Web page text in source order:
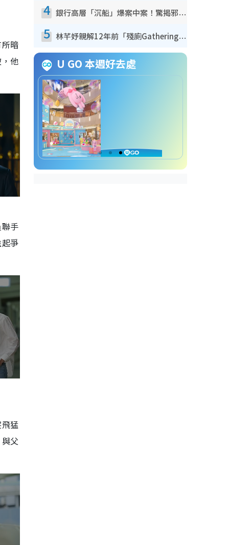
暗
他
手
爭
猛
父
4 銀行高層「沉船」爆案中案！驚揭邪教洗腦操控賣淫被吞600萬 幕後黑手講多錯多
5 林芊妤親解12年前「殘廁Gathering」真相！高層解約一句話重創尊嚴至今拒返TVB
U GO 本週好去處